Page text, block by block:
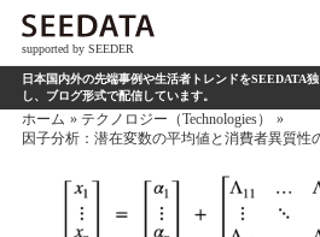
supported by SEEDER
日本国内外の先端事例や生活者トレンドをSEEDATA
し、ブログ形式で配信しています。
ホーム
テクノロジー（Technologies）
因子分析：潜在変数の平均値と消費者異質性